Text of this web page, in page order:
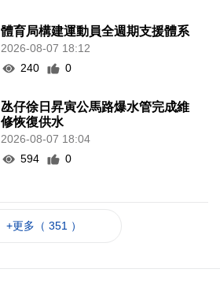
體育局構建運動員全週期支援體系
2026-08-07 18:12
240
0
氹仔徐日昇寅公馬路爆水管完成維
修恢復供水
2026-08-07 18:04
594
0
+更多（ 351 ）